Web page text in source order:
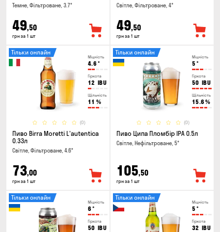
Темне, Фільтроване, 3.7°
49,50
грн за 1 шт
Світле, Фільтроване, 4°
49,50
грн за 1 шт
Міцність
4.6 °
Гіркота
12 IBU
Щільність
11 %
(0)
Тільки онлайн
Пиво Birra Moretti L'autentica
0.33л
Світле, Фільтроване, 4.6°
73,00
грн за 1 шт
Міцність
5 °
Гіркота
50 IBU
Щільність
15.6 %
(0)
Тільки онлайн
Пиво Ципа Пломбір IPA 0.5л
Світле, Нефільтроване, 5°
105,50
грн за 1 шт
Міцність
6 °
Гіркота
50 IBU
Тільки онлайн
Міцність
5 °
Гіркота
32 IBU
Тільки онлайн